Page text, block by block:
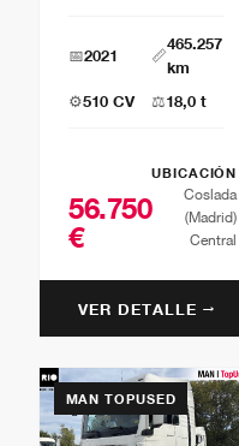
📅2021 📏
465.257
km
⚙️510 CV ⚖️18,0 t
56.750
€
UBICACIÓN
Coslada
(Madrid)
Central
VER DETALLE →
MAN TOPUSED